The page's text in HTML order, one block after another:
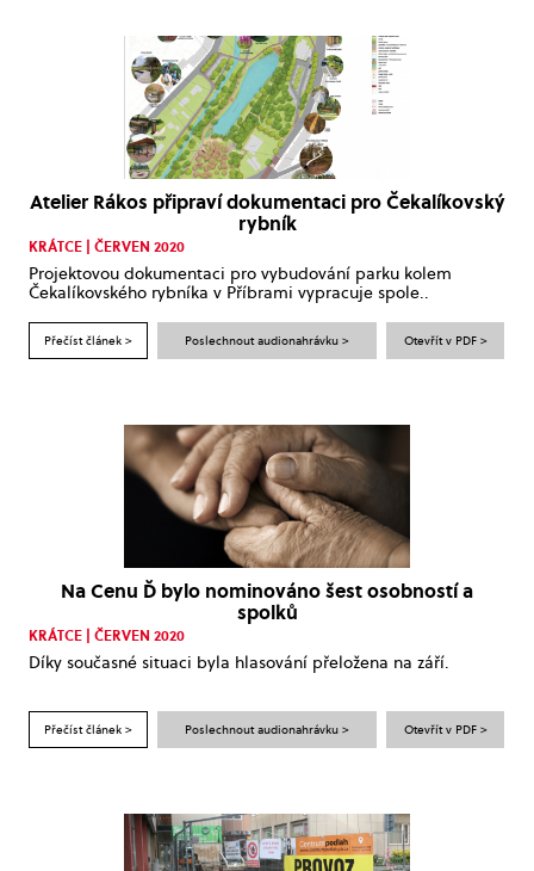
Atelier Rákos připraví dokumentaci pro Čekalíkovský
rybník
KRÁTCE | ČERVEN 2020
Projektovou dokumentaci pro vybudování parku kolem
Čekalíkovského rybníka v Příbrami vypracuje spole..
Přečíst článek > Poslechnout audionahrávku > Otevřít v PDF >
Na Cenu Ď bylo nominováno šest osobností a
spolků
KRÁTCE | ČERVEN 2020
Díky současné situaci byla hlasování přeložena na září.
Přečíst článek > Poslechnout audionahrávku > Otevřít v PDF >